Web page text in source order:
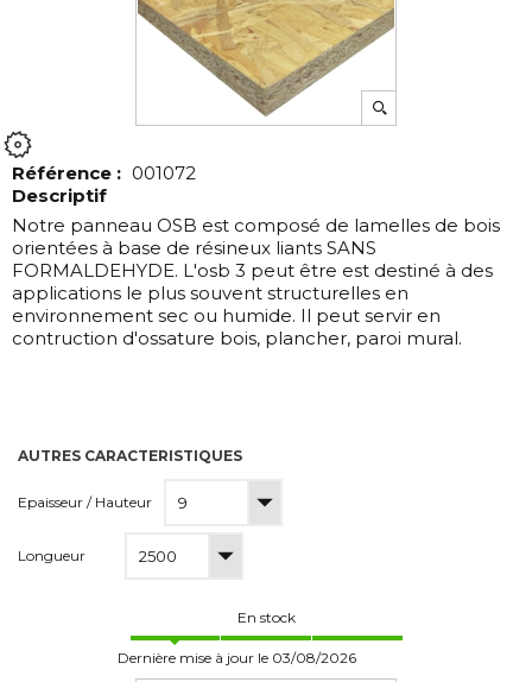
Référence : 001072
Descriptif
Notre panneau OSB est composé de lamelles de bois
orientées à base de résineux liants SANS
FORMALDEHYDE. L'osb 3 peut être est destiné à des
applications le plus souvent structurelles en
environnement sec ou humide. Il peut servir en
contruction d'ossature bois, plancher, paroi mural.
AUTRES CARACTERISTIQUES
Epaisseur / Hauteur
Longueur
En stock
Dernière mise à jour le 03/08/2026